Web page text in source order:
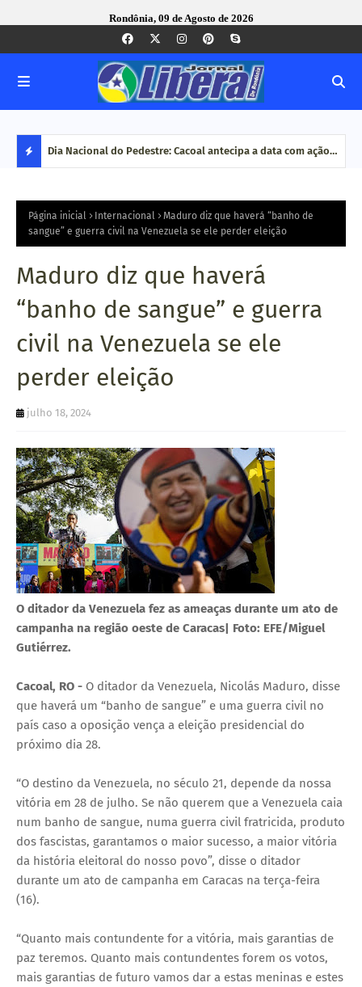
Rondônia, 09 de Agosto de 2026
S
T
A
Q
U
E
Dia Nacional do Pedestre: Cacoal antecipa a data com ação
Corregedoria-Geral do MPRO debate aperfeiçoamento do
congresso nacional
Página inicial Internacional
Maduro diz que haverá “banho de
sangue” e guerra civil na Venezuela se ele perder eleição
Maduro diz que haverá
“banho de sangue” e guerra
civil na Venezuela se ele
perder eleição
julho 18, 2024
O ditador da Venezuela fez as ameaças durante um ato de
campanha na região oeste de Caracas| Foto: EFE/Miguel
Gutiérrez.
Cacoal, RO - O ditador da Venezuela, Nicolás Maduro, disse
que haverá um “banho de sangue” e uma guerra civil no
país caso a oposição vença a eleição presidencial do
próximo dia 28.
“O destino da Venezuela, no século 21, depende da nossa
vitória em 28 de julho. Se não querem que a Venezuela caia
num banho de sangue, numa guerra civil fratricida, produto
dos fascistas, garantamos o maior sucesso, a maior vitória
da história eleitoral do nosso povo”, disse o ditador
durante um ato de campanha em Caracas na terça-feira
(16).
“Quanto mais contundente for a vitória, mais garantias de
paz teremos. Quanto mais contundentes forem os votos,
mais garantias de futuro vamos dar a estas meninas e estes